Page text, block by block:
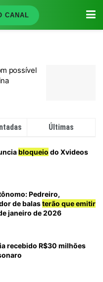
CANAL
possível
Últimas
bloqueio do Xvideos
Pedreiro,
de balasterão que emitir
janeiro de 2026
recebido R$30 milhões